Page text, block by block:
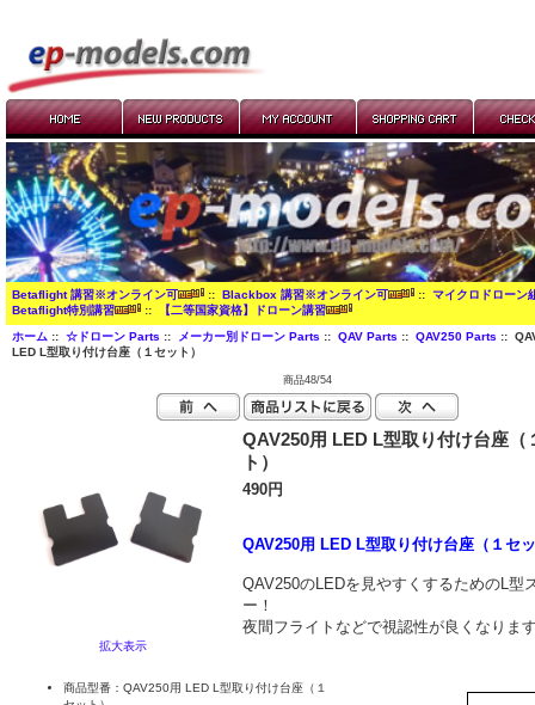
Betaflight 講習※オンライン可 :: Blackbox 講習※オンライン可 :: マイクロドローン
Betaflight特別講習
:: 【二等国家資格】ドローン講習
ホーム:: ☆ドローン Parts :: メーカー別ドローン Parts :: QAV Parts :: QAV250 Parts ::
LED L型取り付け台座（１セット）
商品48/54
拡大表示
QAV250用 LED L型取り付け台座（
ト）
490円
QAV250用 LED L型取り付け台座（１セ
QAV250のLEDを見やすくするためのL型
ー！
夜間フライトなどで視認性が良くなりま
商品型番：QAV250用 LED L型取り付け台座（１